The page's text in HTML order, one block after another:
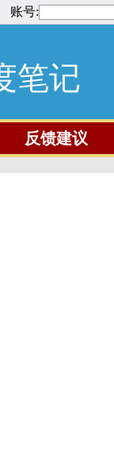
账号:
笔记
反馈建议